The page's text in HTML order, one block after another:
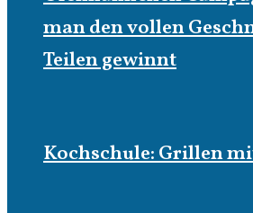
man den vollen
Teilen gewinnt
Kochschule: Grillen